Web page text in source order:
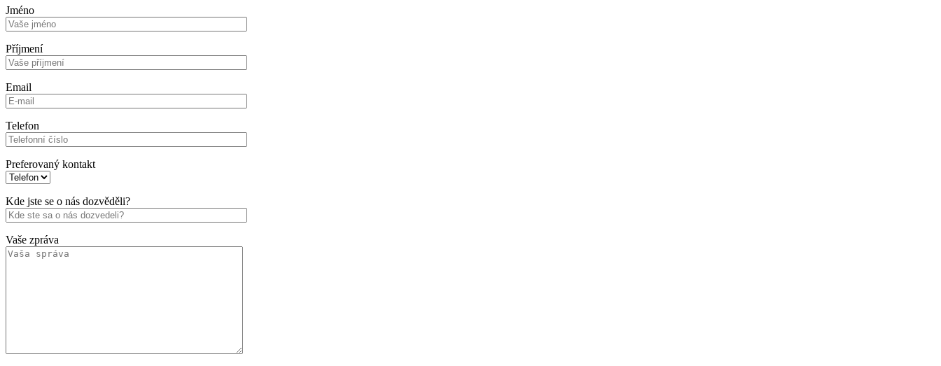
Jméno
Příjmení
Email
Telefon
Preferovaný kontakt
Kde jste se o nás dozvěděli?
Vaše zpráva